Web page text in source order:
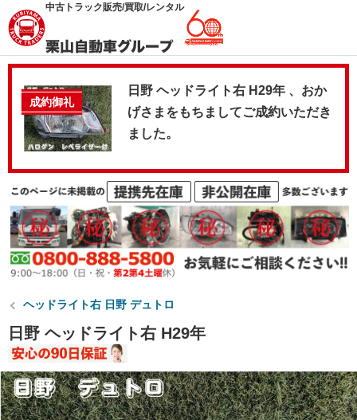
中古トラック販売/買取/レンタル
成約御礼
日野 ヘッドライト右 H29年 、おか
げさまをもちましてご成約いただき
ました。
ヘッドライト右 日野 デュトロ
日野 ヘッドライト右 H29年